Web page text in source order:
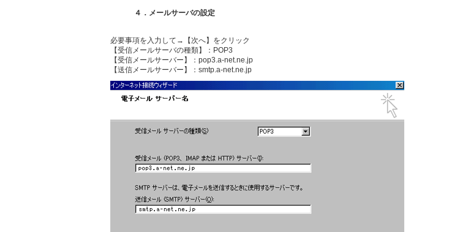
４．メールサーバの設定
必要事項を入力して→【次へ】をクリック
【受信メールサーバの種類】：POP3
【受信メールサーバー】：pop3.a-net.ne.jp
【送信メールサーバー】：smtp.a-net.ne.jp